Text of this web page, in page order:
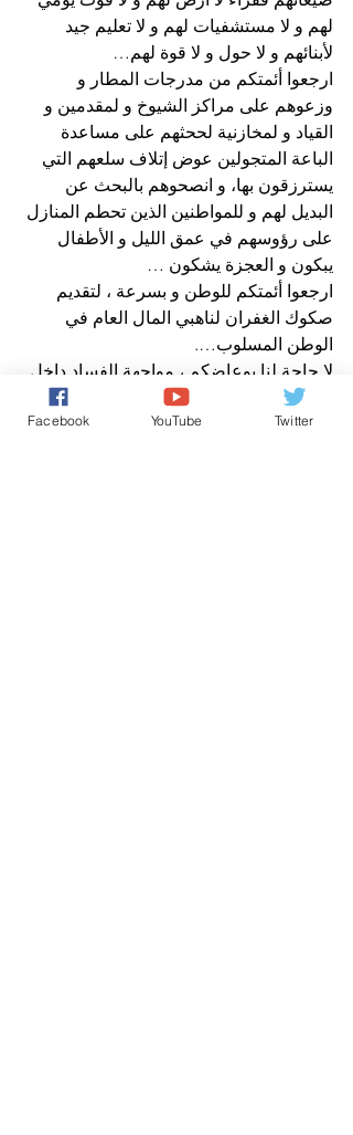
لهم و لا مستشفيات لهم و لا تعليم جيد
لأبنائهم و لا حول و لا قوة لهم…
ارجعوا أئمتكم من مدرجات المطار و
وزعوهم على مراكز الشيوخ و لمقدمين و
القياد و لمخازنية لححثهم على مساعدة
الباعة المتجولين عوض إتلاف سلعهم التي
يسترزقون بها، و انصحوهم بالبحث عن
البديل لهم و للمواطنين الذين تحطم المنازل
على رؤوسهم في عمق الليل و الأطفال
يبكون و العجزة يشكون …
ارجعوا أئمتكم للوطن و بسرعة ، لتقديم
صكوك الغفران لناهبي المال العام في
الوطن المسلوب….
لا حاجة لنا بوعاضكم ، مواجهة الفساد داخل
المغرب أولى …
صباح الخير يا وطني
Facebook YouTube Twitter